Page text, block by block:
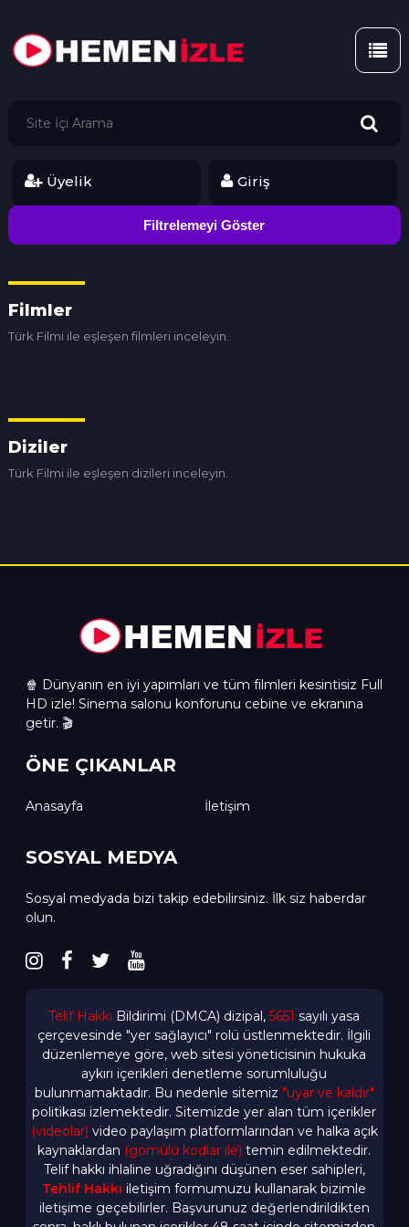
Giriş
Üyelik
Filmler
Türk Filmi ile eşleşen filmleri inceleyin.
Diziler
Türk Filmi ile eşleşen dizileri inceleyin.
🍿 Dünyanın en iyi yapımları ve tüm filmleri kesintisiz Full
HD izle! Sinema salonu konforunu cebine ve ekranına
getir. 🎬
ÖNE ÇIKANLAR
Anasayfa İletişim
SOSYAL MEDYA
Sosyal medyada bizi takip edebilirsiniz. İlk siz haberdar
olun.
Telif Hakkı Bildirimi (DMCA) dizipal,5651sayılı yasa
çerçevesinde "yer sağlayıcı" rolü üstlenmektedir. İlgili
düzenlemeye göre, web sitesi yöneticisinin hukuka
aykırı içerikleri denetleme sorumluluğu
bulunmamaktadır. Bu nedenle sitemiz "uyar ve kaldır"
politikası izlemektedir. Sitemizde yer alan tüm içerikler
(videolar) video paylaşım platformlarından ve halka açık
kaynaklardan (gömülü kodlar ile)temin edilmektedir.
Telif hakkı ihlaline uğradığını düşünen eser sahipleri,
Tehlif Hakkı iletişim formumuzu kullanarak bizimle
iletişime geçebilirler. Başvurunuz değerlendirildikten